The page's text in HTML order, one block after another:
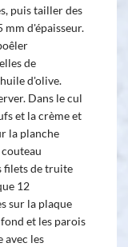
puis tailler des
d'épaisseur.
de
d'olive.
Dans le cul
et la crème et
la planche
filets de truite
12
sur la plaque
et les parois
avec les